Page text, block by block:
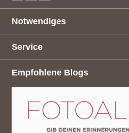
Notwendiges
Service
Empfohlene Blogs